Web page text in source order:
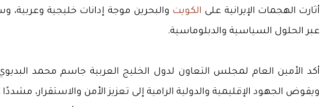
أثارت الهجمات الإيرانية على الكويت والبحرين موجة إدانات خليجية
عبر الحلول السياسية والدبلوماسية.
أكد الأمين العام لمجلس التعاون لدول الخليج العربية جاسم محمد
ويقوض الجهود الإقليمية والدولية الرامية إلى تعزيز الأمن والاستقرار،